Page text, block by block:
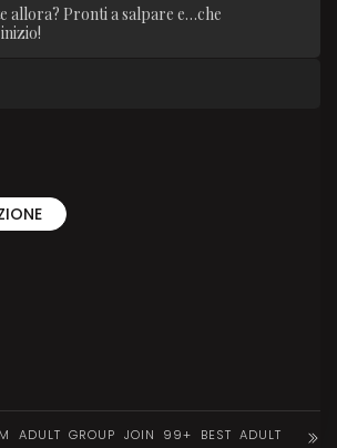
allora? Pronti a salpare e…che
ADULT GROUP JOIN 99+ BEST ADULT